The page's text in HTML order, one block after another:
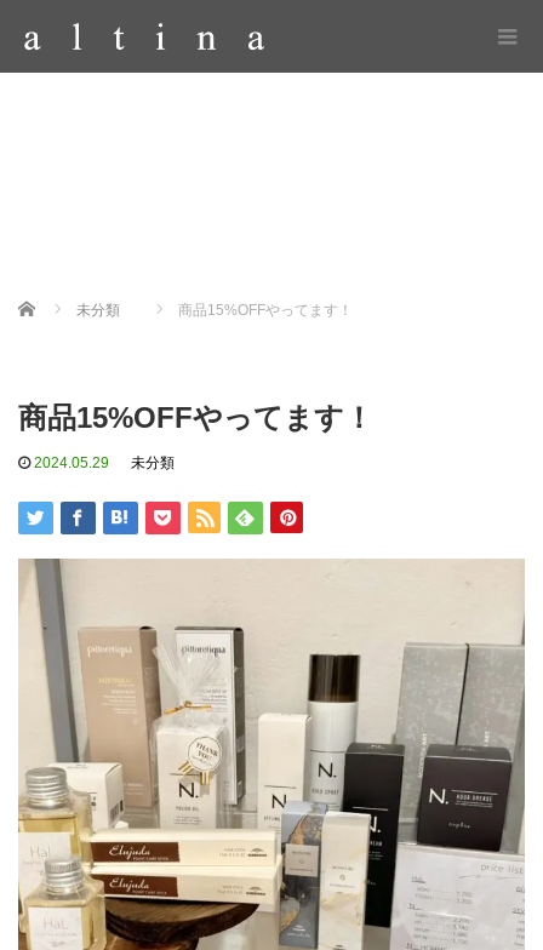
Home 未分類 商品15%OFFやってます！
商品15%OFFやってます！
2024.05.29 未分類